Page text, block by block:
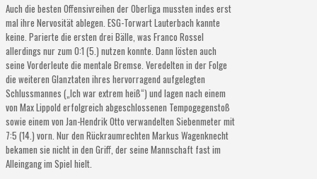
Auch die besten Offensivreihen der Oberliga mussten indes erst
mal ihre Nervosität ablegen. ESG-Torwart Lauterbach kannte
keine. Parierte die ersten drei Bälle, was Franco Rossel
allerdings nur zum 0:1 (5.) nutzen konnte. Dann lösten auch
seine Vorderleute die mentale Bremse. Veredelten in der Folge
die weiteren Glanztaten ihres hervorragend aufgelegten
Schlussmannes („Ich war extrem heiß“) und lagen nach einem
von Max Lippold erfolgreich abgeschlossenen Tempogegenstoß
sowie einem von Jan-Hendrik Otto verwandelten Siebenmeter mit
7:5 (14.) vorn. Nur den Rückraumrechten Markus Wagenknecht
bekamen sie nicht in den Griff, der seine Mannschaft fast im
Alleingang im Spiel hielt.